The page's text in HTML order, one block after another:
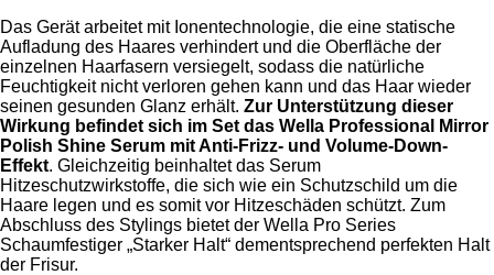
Das Gerät arbeitet mit Ionentechnologie, die eine statische
Aufladung des Haares verhindert und die Oberfläche der
einzelnen Haarfasern versiegelt, sodass die natürliche
Feuchtigkeit nicht verloren gehen kann und das Haar wieder
seinen gesunden Glanz erhält. Zur Unterstützung dieser
Wirkung befindet sich im Set das Wella Professional Mirror
Polish Shine Serum mit Anti-Frizz- und Volume-Down-
Effekt. Gleichzeitig beinhaltet das Serum
Hitzeschutzwirkstoffe, die sich wie ein Schutzschild um die
Haare legen und es somit vor Hitzeschäden schützt. Zum
Abschluss des Stylings bietet der Wella Pro Series
Schaumfestiger „Starker Halt“ dementsprechend perfekten Halt
der Frisur.